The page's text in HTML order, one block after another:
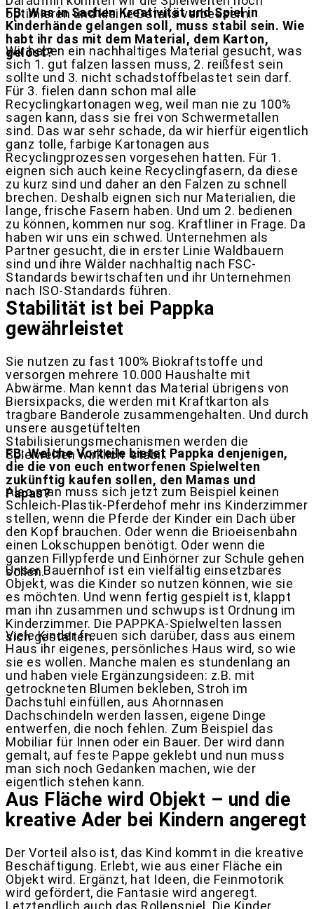
optimieren und kleine Details verbessern.
FB: Was in Sachen Kreativität und Spiel in
Kinderhände gelangen soll, muss stabil sein. Wie
habt ihr das mit dem Material, dem Karton,
gelöst?
Wir haben ein nachhaltiges Material gesucht, was
sich 1. gut falzen lassen muss, 2. reißfest sein
sollte und 3. nicht schadstoffbelastet sein darf.
Für 3. fielen dann schon mal alle
Recyclingkartonagen weg, weil man nie zu 100%
sagen kann, dass sie frei von Schwermetallen
sind. Das war sehr schade, da wir hierfür eigentlich
ganz tolle, farbige Kartonagen aus
Recyclingprozessen vorgesehen hatten. Für 1.
eignen sich auch keine Recyclingfasern, da diese
zu kurz sind und daher an den Falzen zu schnell
brechen. Deshalb eignen sich nur Materialien, die
lange, frische Fasern haben. Und um 2. bedienen
zu können, kommen nur sog. Kraftliner in Frage. Da
haben wir uns ein schwed. Unternehmen als
Partner gesucht, die in erster Linie Waldbauern
sind und ihre Wälder nachhaltig nach FSC-
Standards bewirtschaften und ihr Unternehmen
nach ISO-Standards führen.
Stabilität ist bei Pappka
gewährleistet
Sie nutzen zu fast 100% Biokraftstoffe und
versorgen mehrere 10.000 Haushalte mit
Abwärme. Man kennt das Material übrigens von
Biersixpacks, die werden mit Kraftkarton als
tragbare Banderole zusammengehalten. Und durch
unsere ausgetüftelten
Stabilisierungsmechanismen werden die
Spielwelten wirklich stabil.
FB: Welche Vorteile bietet Pappka denjenigen,
die die von euch entworfenen Spielwelten
zukünftig kaufen sollen, den Mamas und
Papas?
Also man muss sich jetzt zum Beispiel keinen
Schleich-Plastik-Pferdehof mehr ins Kinderzimmer
stellen, wenn die Pferde der Kinder ein Dach über
den Kopf brauchen. Oder wenn die Brioeisenbahn
einen Lokschuppen benötigt. Oder wenn die
ganzen Fillypferde und Einhörner zur Schule gehen
sollen.
Unser Bauernhof ist ein vielfältig einsetzbares
Objekt, was die Kinder so nutzen können, wie sie
es möchten. Und wenn fertig gespielt ist, klappt
man ihn zusammen und schwups ist Ordnung im
Kinderzimmer. Die PAPPKA-Spielwelten lassen
sich gestalten.
Viele Kinder freuen sich darüber, dass aus einem
Haus ihr eigenes, persönliches Haus wird, so wie
sie es wollen. Manche malen es stundenlang an
und haben viele Ergänzungsideen: z.B. mit
getrockneten Blumen bekleben, Stroh im
Dachstuhl einfüllen, aus Ahornnasen
Dachschindeln werden lassen, eigene Dinge
entwerfen, die noch fehlen. Zum Beispiel das
Mobiliar für Innen oder ein Bauer. Der wird dann
gemalt, auf feste Pappe geklebt und nun muss
man sich noch Gedanken machen, wie der
eigentlich stehen kann.
Aus Fläche wird Objekt – und die
kreative Ader bei Kindern angeregt
Der Vorteil also ist, das Kind kommt in die kreative
Beschäftigung. Erlebt, wie aus einer Fläche ein
Objekt wird. Ergänzt, hat Ideen, die Feinmotorik
wird gefördert, die Fantasie wird angeregt.
Letztendlich auch das Rollenspiel. Die Kinder